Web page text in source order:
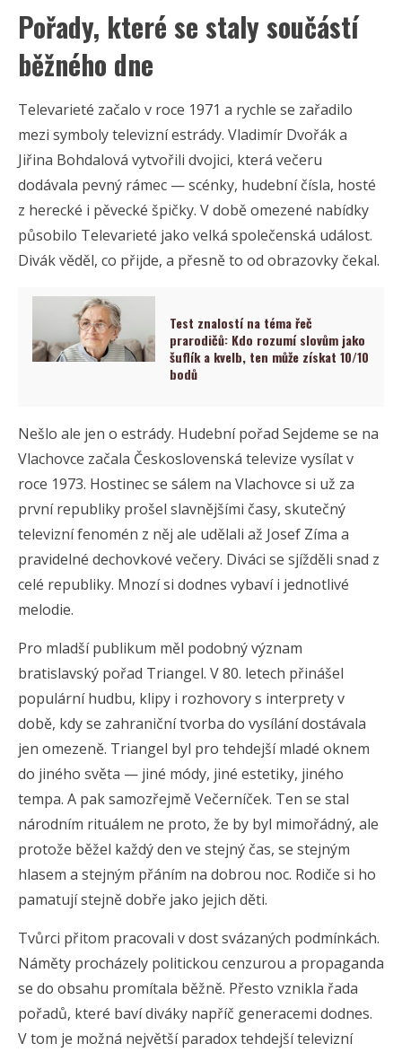
Pořady, které se staly součástí
běžného dne
Televarieté začalo v roce 1971 a rychle se zařadilo
mezi symboly televizní estrády. Vladimír Dvořák a
Jiřina Bohdalová vytvořili dvojici, která večeru
dodávala pevný rámec — scénky, hudební čísla, hosté
z herecké i pěvecké špičky. V době omezené nabídky
působilo Televarieté jako velká společenská událost.
Divák věděl, co přijde, a přesně to od obrazovky čekal.
Test znalostí na téma řeč
prarodičů: Kdo rozumí slovům jako
šuflík a kvelb, ten může získat 10/10
bodů
Nešlo ale jen o estrády. Hudební pořad Sejdeme se na
Vlachovce začala Československá televize vysílat v
roce 1973. Hostinec se sálem na Vlachovce si už za
první republiky prošel slavnějšími časy, skutečný
televizní fenomén z něj ale udělali až Josef Zíma a
pravidelné dechovkové večery. Diváci se sjížděli snad z
celé republiky. Mnozí si dodnes vybaví i jednotlivé
melodie.
Pro mladší publikum měl podobný význam
bratislavský pořad Triangel. V 80. letech přinášel
populární hudbu, klipy i rozhovory s interprety v
době, kdy se zahraniční tvorba do vysílání dostávala
jen omezeně. Triangel byl pro tehdejší mladé oknem
do jiného světa — jiné módy, jiné estetiky, jiného
tempa. A pak samozřejmě Večerníček. Ten se stal
národním rituálem ne proto, že by byl mimořádný, ale
protože běžel každý den ve stejný čas, se stejným
hlasem a stejným přáním na dobrou noc. Rodiče si ho
pamatují stejně dobře jako jejich děti.
Tvůrci přitom pracovali v dost svázaných podmínkách.
Náměty procházely politickou cenzurou a propaganda
se do obsahu promítala běžně. Přesto vznikla řada
pořadů, které baví diváky napříč generacemi dodnes.
V tom je možná největší paradox tehdejší televizní